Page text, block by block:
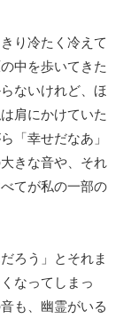
り冷たく冷えて
中を歩いてきた
ないけれど、ほ
肩にかけていた
「幸せだなあ」
きな音や、それ
てが私の一部の
ろう」とそれま
なってしまっ
も、幽霊がいる